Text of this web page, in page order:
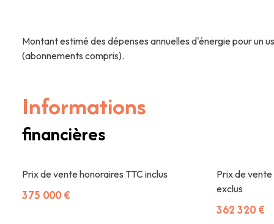
Montant estimé des dépenses annuelles d'énergie pour un
(abonnements compris).
Informations
financières
Prix de vente honoraires TTC inclus
375 000 €
Prix de vente
exclus
362 320 €